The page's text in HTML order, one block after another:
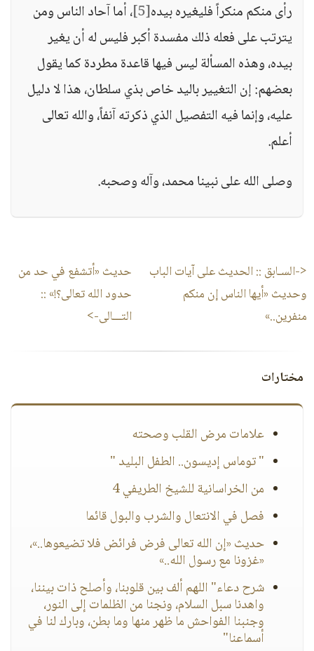
رأى منكم منكراً فليغيره بيده[5] ، أما آحاد الناس ومن
يترتب على فعله ذلك مفسدة أكبر فليس له أن يغير
بيده، وهذه المسألة ليس فيها قاعدة مطردة كما يقول
بعضهم: إن التغيير باليد خاص بذي سلطان، هذا لا دليل
عليه، وإنما فيه التفصيل الذي ذكرته آنفاً، والله تعالى
أعلم.
وصلى الله على نبينا محمد، وآله وصحبه.
<-السـابق ::الحديث على آيات الباب
وحديث «أيها الناس إن منكم
منفرين..»
حديث «أتشفع في حد من
حدود الله تعالى؟!» ::
التـــالى->
مختارات
علامات مرض القلب وصحته
" توماس إديسون.. الطفل البليد "
من الخراسانية للشيخ الطريفي 4
فصل في الانتعال والشرب والبول قائما
حديث «إن الله تعالى فرض فرائض فلا تضيعوها..»،
«غزونا مع رسول الله..»
شرح دعاء" اللهم ألف بين قلوبنا، وأصلح ذات بيننا،
واهدنا سبل السلام، ونجنا من الظلمات إلى النور،
وجنبنا الفواحش ما ظهر منها وما بطن، وبارك لنا في
أسماعنا"